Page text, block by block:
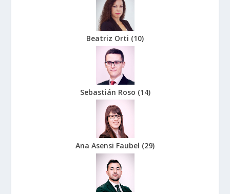
Beatriz Orti (10)
Sebastián Roso (14)
Ana Asensi Faubel (29)